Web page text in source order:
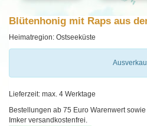
Blütenhonig mit Raps aus
Heimatregion: Ostseeküste
Lieferzeit: max. 4 Werktage
Bestellungen ab 75 Euro Warenwert sowie
Imker versandkostenfrei.